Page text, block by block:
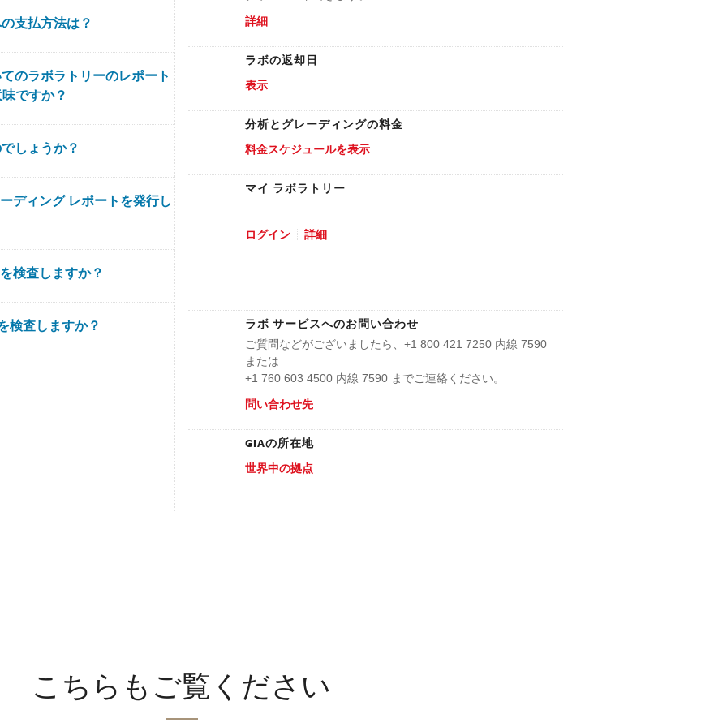
支払方法は？
のラボラトリーのレポート
ですか？
しょうか？
ディング レポートを発行し
検査しますか？
検査しますか？
詳細
ラボの返却日
表示
分析とグレーディングの料金
料金スケジュールを表示
マイ ラボラトリー
ログイン 詳細
ラボ サービスへのお問い合わせ
ご質問などがございましたら、+1 800 421 7250 内線 7590
または
+1 760 603 4500 内線 7590 までご連絡ください。
問い合わせ先
GIAの所在地
世界中の拠点
こちらもご覧ください